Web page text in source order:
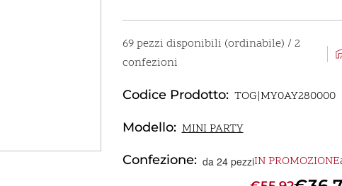
69 pezzi disponibili (ordinabile) / 2
confezioni
Codice Prodotto: TOG|MY0AY280000
Modello: MINI PARTY
Confezione: da 24 pezziIN PROMOZIONE